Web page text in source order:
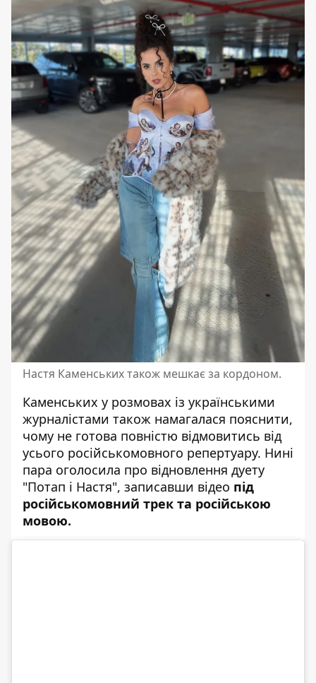
Настя Каменських також мешкає за кордоном.
Каменських у розмовах із українськими
журналістами також намагалася пояснити,
чому не готова повністю відмовитись від
усього російськомовного репертуару. Нині
пара оголосила про відновлення дуету
"Потап і Настя", записавши відео під
російськомовний трек та російською
мовою.